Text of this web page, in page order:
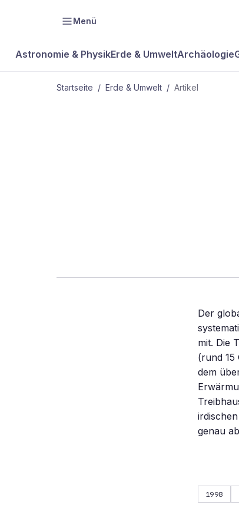
Menü
Astronomie & PhysikErde & UmweltArchäologie
Startseite / Erde & Umwelt / Artikel
Der
mit. Die
(rund 15
dem
genau
1998